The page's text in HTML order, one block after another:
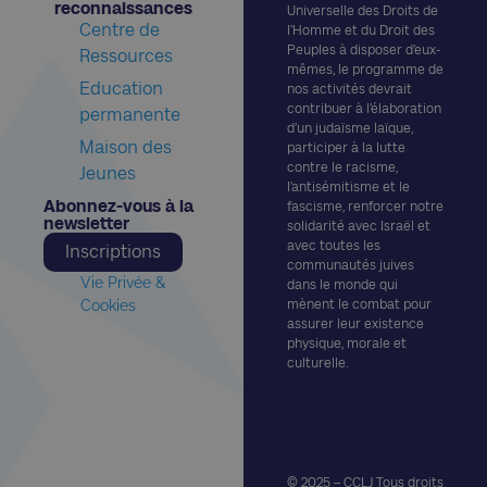
Universelle des Droits de
l’Homme et du Droit des
Peuples à disposer d’eux-
mêmes, le programme de
nos activités devrait
contribuer à l’élaboration
d’un judaïsme laïque,
participer à la lutte
contre le racisme,
l’antisémitisme et le
fascisme, renforcer notre
solidarité avec Israël et
avec toutes les
communautés juives
dans le monde qui
mènent le combat pour
assurer leur existence
physique, morale et
culturelle.
© 2025 – CCLJ Tous droits
reconnaissances​
Centre de
Ressources
Education
permanente
Maison des
Jeunes
Abonnez-vous à la
newsletter​
Inscriptions
Vie Privée &
Cookies